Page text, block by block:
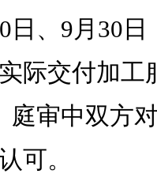
日、 9月 30
际交付加工
庭审中双方
可。